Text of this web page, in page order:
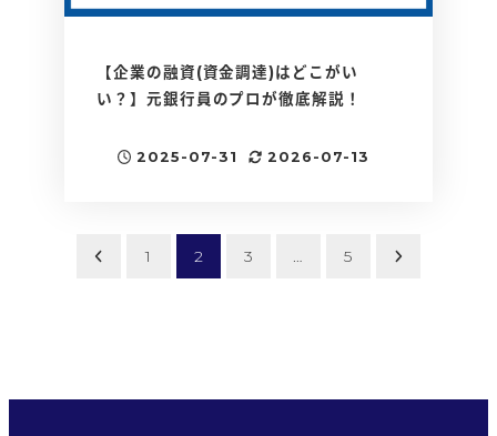
【企業の融資(資金調達)はどこがい
い？】元銀行員のプロが徹底解説！
投稿日
2025-07-31
更新日
2026-07-13
ペ
1 2 3 … 5